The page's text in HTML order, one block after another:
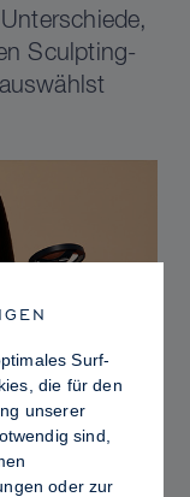
Sculpting-
Surf-
die für den
unserer
sind,
oder zur